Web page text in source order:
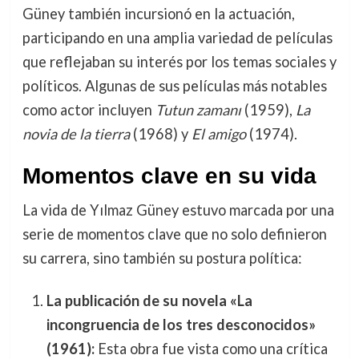
Güney también incursionó en la actuación,
participando en una amplia variedad de películas
que reflejaban su interés por los temas sociales y
políticos. Algunas de sus películas más notables
como actor incluyen Tutun zamanı(1959), La
novia de la tierra(1968) y El amigo(1974).
Momentos clave en su vida
La vida de Yılmaz Güney estuvo marcada por una
serie de momentos clave que no solo definieron
su carrera, sino también su postura política:
La publicación de su novela «La
incongruencia de los tres desconocidos»
(1961):Esta obra fue vista como una crítica